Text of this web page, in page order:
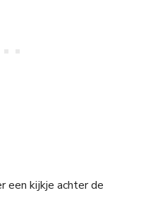
een kijkje achter de